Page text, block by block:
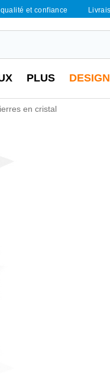
qualité et confiance
PLUS
en cristal